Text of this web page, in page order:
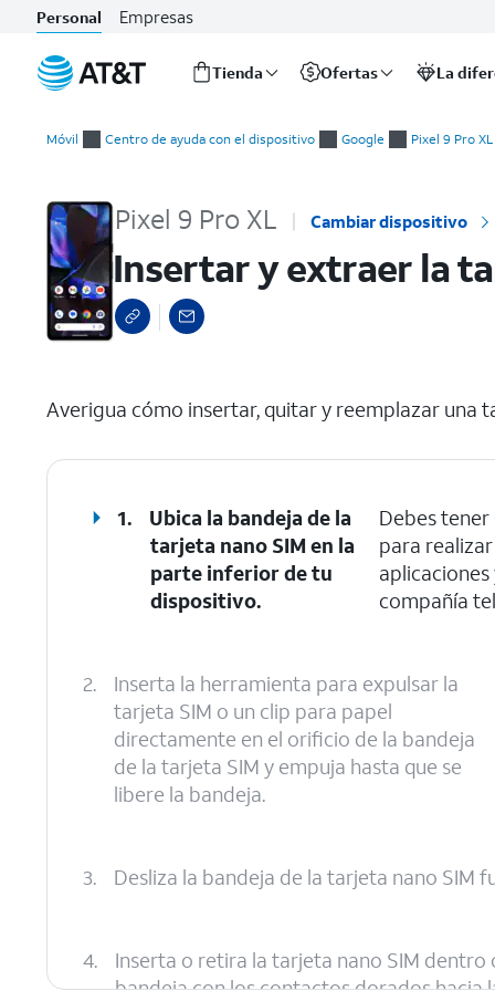
Personal Empresas
Tienda Ofertas La
Móvil Centro de ayuda con el dispositivo Google Pixel 9 Pro XL
Pixel 9 Pro XL Cambiar dispositivo
Insertar y extraer la
Averigua cómo insertar, quitar y reemplazar una
1.
Ubica la bandeja de la
tarjeta nano SIM en la
parte inferior de tu
dispositivo.
Debes
para
compañía
2.
Inserta la herramienta para expulsar la
tarjeta SIM o un clip para papel
directamente en el orificio de la bandeja
de la tarjeta SIM y empuja hasta que se
libere la bandeja.
3. Desliza la bandeja de la tarjeta nano SIM
4.
Inserta o retira la tarjeta nano SIM dentro